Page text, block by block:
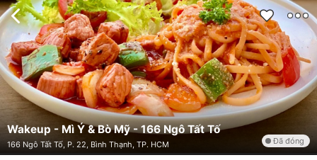
Wakeup - Mì Ý & Bò Mỹ - 166 Ngô Tất Tố
166 Ngô Tất Tố, P. 22, Bình Thạnh, TP. HCM Đã đóng